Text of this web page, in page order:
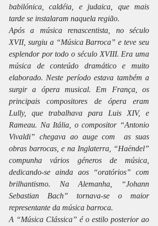
babilónica, caldéia, e judaica, que mais
tarde se instalaram naquela região.
Após a música renascentista, no século
XVII, surgiu a “Música Barroca” e teve seu
esplendor por todo o século XVIII. Era uma
música de conteúdo dramático e muito
elaborado. Neste período estava também a
surgir a ópera musical. Em França, os
principais compositores de ópera eram
Lully, que trabalhava para Luis XIV, e
Rameau. Na Itália, o compositor “Antonio
Vivaldi” chegava ao auge com  as suas
obras barrocas, e na Inglaterra, “Haëndel”
compunha vários géneros de música,
dedicando-se ainda aos “oratórios” com
brilhantismo. Na Alemanha, “Johann
Sebastian Bach” tornava-se o maior
representante da música barroca.
A “Música Clássica” é o estilo posterior ao